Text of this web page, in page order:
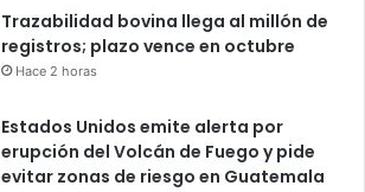
Trazabilidad bovina llega al millón de
registros; plazo vence en octubre
Hace 2 horas
Estados Unidos emite alerta por
erupción del Volcán de Fuego y pide
evitar zonas de riesgo en Guatemala